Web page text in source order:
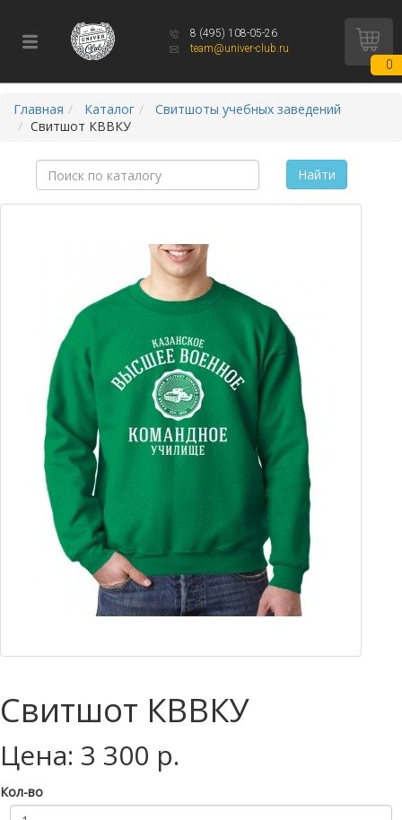
8 (495) 108-05-26
team@univer-club.ru
0
Главная Каталог
Свитшоты учебных заведений
Свитшот КВВКУ
Найти
Свитшот КВВКУ
Цена: 3 300 р.
Кол-во